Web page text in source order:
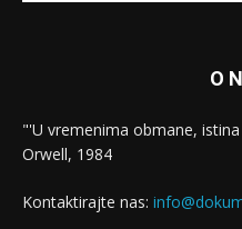
O
"'U vremenima obmane,
Orwell, 1984
Kontaktirajte nas: